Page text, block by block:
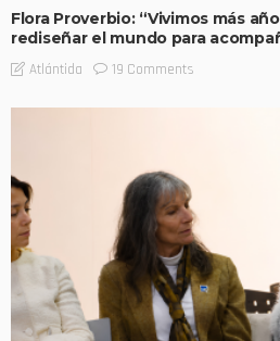
Flora Proverbio: “Vivimos más
rediseñar el mundo para
Atlántida 19 Comments